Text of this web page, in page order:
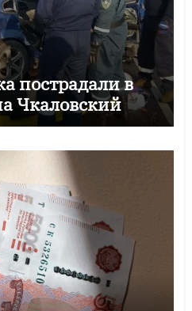
пострадали в
Чкаловский